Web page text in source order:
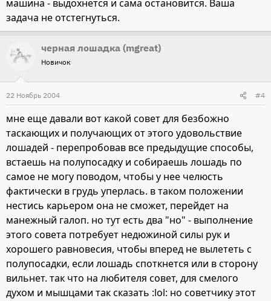
машина - выдохнется и сама остановится. Ваша
задача не отстегнуться.
черная лошадка (mgreat)
Новичок
22 Ноябрь 2004 #4
мне еще давали вот какой совет для безбожно
таскающих и получающих от этого удовольствие
лошадей - перепробовав все предыдущие способы,
встаешь на полупосадку и собираешь лошадь по
самое не могу поводом, чтобы у нее челюсть
фактически в грудь уперлась. в таком положении
нестись карьером она не сможет, перейдет на
манежный галоп. но тут есть два "но" - выполнение
этого совета потребует недюжиной силы рук и
хорошего равновесия, чтобы вперед не вылететь с
полупосадки, если лошадь споткнется или в сторону
вильнет. так что на любителя совет, для смелого
духом и мышцами так сказать :lol: но советчику этот